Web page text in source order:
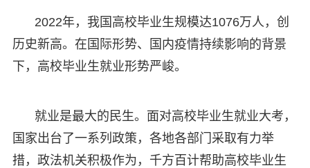
2022年，我国高校毕业生规模达1076万人，创
历史新高。在国际形势、国内疫情持续影响的背景
下，高校毕业生就业形势严峻。
就业是最大的民生。面对高校毕业生就业大考，
国家出台了一系列政策，各地各部门采取有力举
措，政法机关积极作为，千方百计帮助高校毕业生